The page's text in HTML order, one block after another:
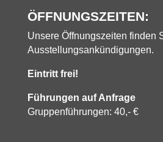
ÖFFNUNGSZEITEN:
Unsere Öffnungszeiten finden
Ausstellungsankündigungen.
Eintritt frei!
Führungen auf Anfrage
Gruppenführungen: 40,- €